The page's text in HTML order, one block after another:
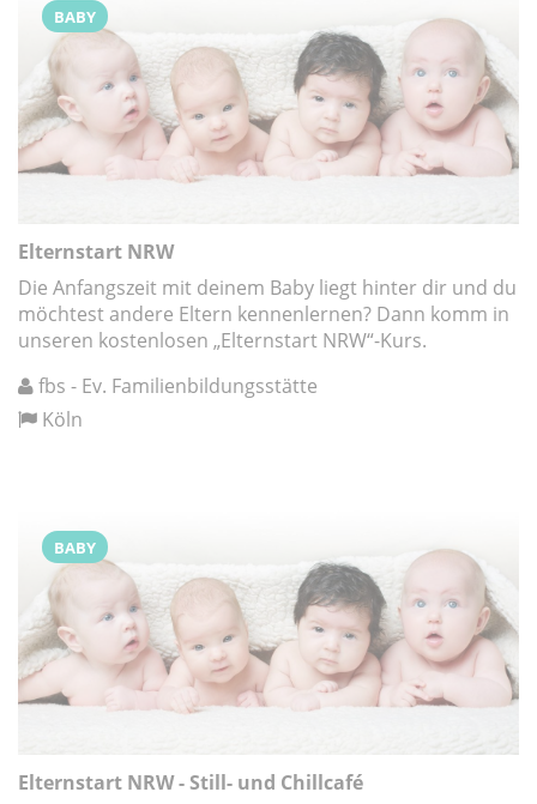
BABY
Elternstart NRW
Die Anfangszeit mit deinem Baby liegt hinter dir und du
möchtest andere Eltern kennenlernen? Dann komm in
unseren kostenlosen „Elternstart NRW“-Kurs.
fbs - Ev. Familienbildungsstätte
Köln
BABY
Elternstart NRW - Still- und Chillcafé